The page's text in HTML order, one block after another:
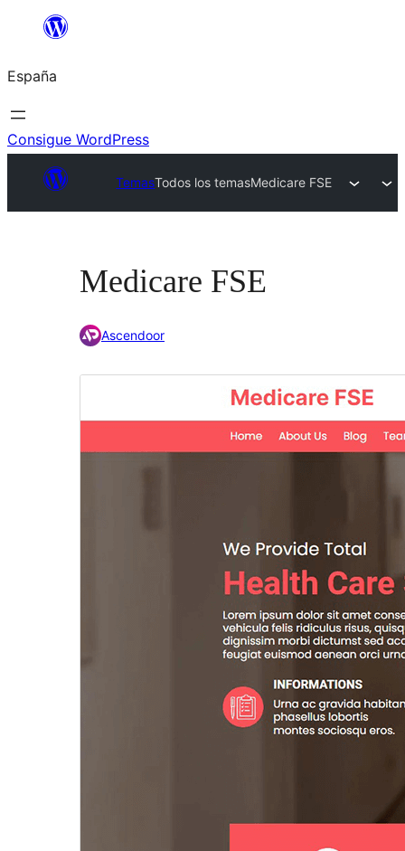
Saltar
contenido
España
Consigue WordPress
TemasTodos los temasMedicare FSE
Medicare FSE
Ascendoor